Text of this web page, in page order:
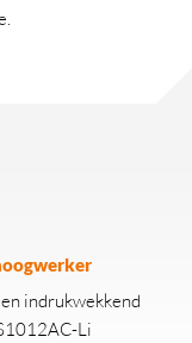
indrukwekkend
Li